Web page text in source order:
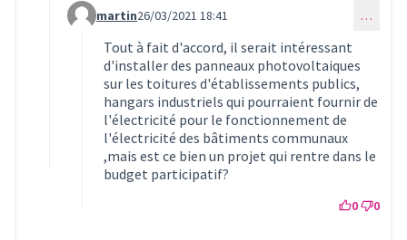
Commentaire 399 (réponse au commentaire 304)
martin26/03/2021 18:41 …
Tout à fait d'accord, il serait intéressant
d'installer des panneaux photovoltaiques
sur les toitures d'établissements publics,
hangars industriels qui pourraient fournir de
l'électricité pour le fonctionnement de
l'électricité des bâtiments communaux
,mais est ce bien un projet qui rentre dans le
budget participatif?
0 0